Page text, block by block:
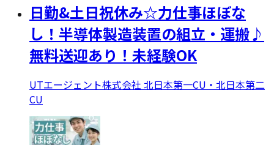
日勤&土日祝休み☆力仕事ほぼな
し！半導体製造装置の組立・運搬♪
無料送迎あり！未経験OK
UTエージェント株式会社 北日本第一CU・北日本第二
CU